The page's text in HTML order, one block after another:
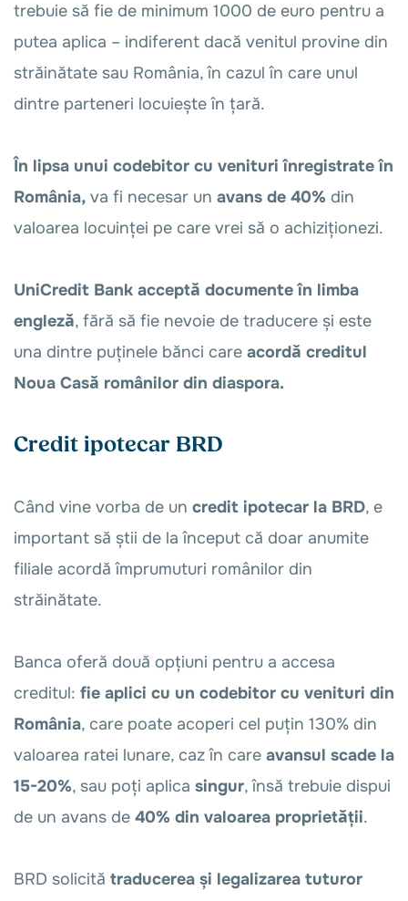
trebuie să fie de minimum 1000 de euro pentru a
putea aplica – indiferent dacă venitul provine din
străinătate sau România, în cazul în care unul
dintre parteneri locuiește în țară.
În lipsa unui codebitor cu venituri înregistrate în
România, va fi necesar un avans de 40% din
valoarea locuinței pe care vrei să o achiziționezi.
UniCredit Bank acceptă documente în limba
engleză, fără să fie nevoie de traducere și este
una dintre puținele bănci care acordă creditul
Noua Casă românilor din diaspora.
Credit ipotecar BRD
Când vine vorba de un credit ipotecar la BRD, e
important să știi de la început că doar anumite
filiale acordă împrumuturi românilor din
străinătate.
Banca oferă două opțiuni pentru a accesa
creditul: fie aplici cu un codebitor cu venituri din
România, care poate acoperi cel puțin 130% din
valoarea ratei lunare, caz în care avansul scade la
15-20%, sau poți aplica singur, însă trebuie dispui
de un avans de 40% din valoarea proprietății.
BRD solicită traducerea și legalizarea tuturor